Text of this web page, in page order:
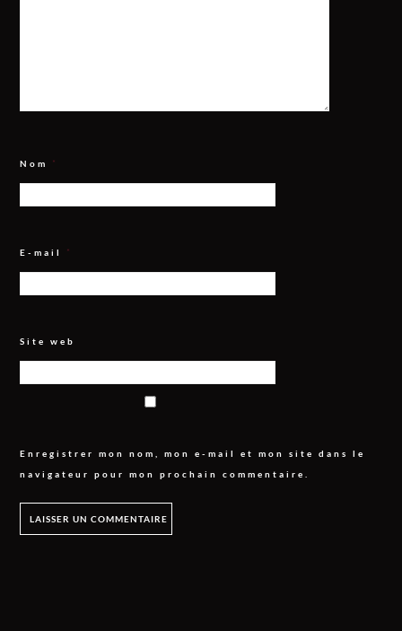
Nom *
E-mail *
Site web
Enregistrer mon nom, mon e-mail et mon site dans le
navigateur pour mon prochain commentaire.